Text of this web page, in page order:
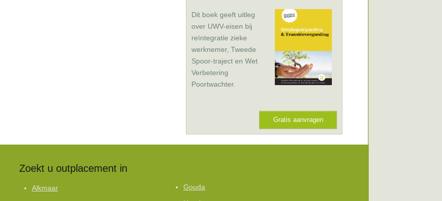
Dit boek geeft uitleg
over UWV-eisen bij
reïntegratie zieke
werknemer, Tweede
Spoor-traject en Wet
Verbetering
Poortwachter.
Gratis aanvragen
Zoekt u outplacement in
Alkmaar Gouda